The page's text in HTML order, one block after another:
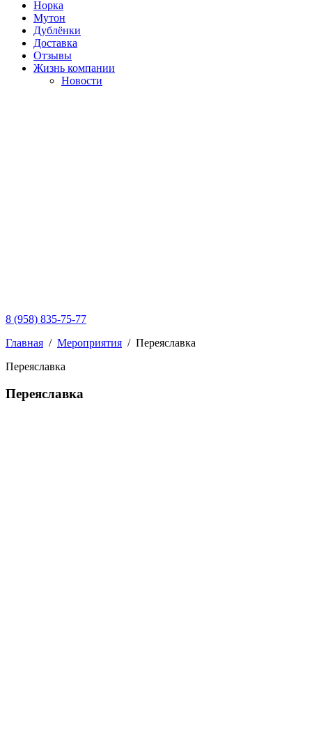
Норка
Мутон
Дублёнки
Доставка
Отзывы
Жизнь компании
Новости
8 (958) 835-75-77
Главная / Мероприятия / Переяславка
Переяславка
Переяславка